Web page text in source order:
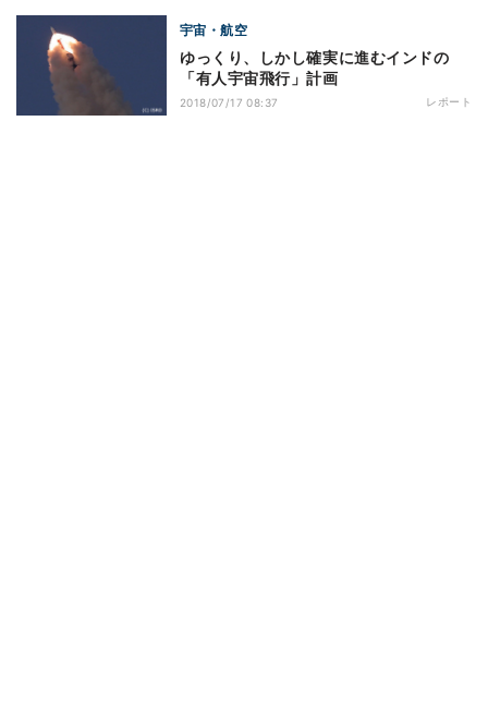
宇宙・航空
ゆっくり、しかし確実に進むインドの
「有人宇宙飛行」計画
2018/07/17 08:37 レポート